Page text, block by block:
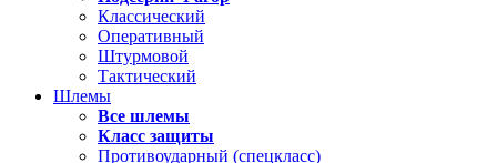
Классический
Оперативный
Штурмовой
Тактический
Шлемы
Все шлемы
Класс защиты
Противоударный (спецкласс)